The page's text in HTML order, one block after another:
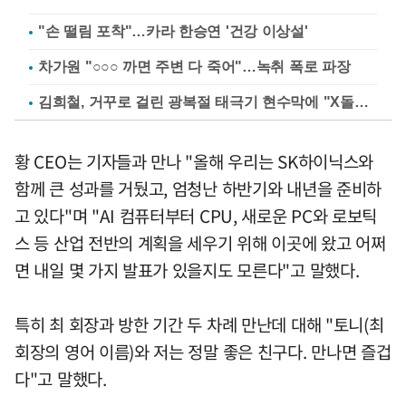
"손 떨림 포착"…카라 한승연 '건강 이상설'
차가원 "○○○ 까면 주변 다 죽어"…녹취 폭로 파장
김희철, 거꾸로 걸린 광복절 태극기 현수막에 "X돌았네"
황 CEO는 기자들과 만나 "올해 우리는 SK하이닉스와
함께 큰 성과를 거뒀고, 엄청난 하반기와 내년을 준비하
고 있다"며 "AI 컴퓨터부터 CPU, 새로운 PC와 로보틱
스 등 산업 전반의 계획을 세우기 위해 이곳에 왔고 어쩌
면 내일 몇 가지 발표가 있을지도 모른다"고 말했다.
특히 최 회장과 방한 기간 두 차례 만난데 대해 "토니(최
회장의 영어 이름)와 저는 정말 좋은 친구다. 만나면 즐겁
다"고 말했다.